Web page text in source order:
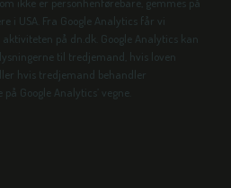
i USA. Fra Google Analytics får vi
på dn.dk. Google Analytics kan
til tredjemand, hvis loven
hvis tredjemand behandler
Google Analytics’ vegne.